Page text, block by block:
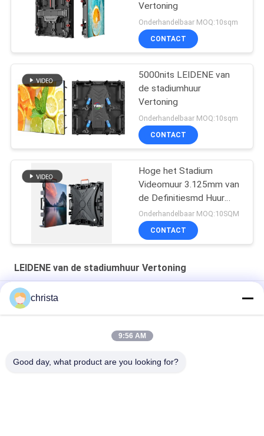
Vertoning
Onderhandelbaar MOQ:10sqm
CONTACT
5000nits LEIDENE van
de stadiumhuur
Vertoning
Onderhandelbaar MOQ:10sqm
CONTACT
Hoge het Stadium
Videomuur 3.125mm van
de Definitiesmd Huur
3.91mm Pixelhoogte
Onderhandelbaar MOQ:10SQM
CONTACT
LEIDENE van de stadiumhuur Vertoning
Reuzereeks 500x500mm Huur van de LEIDENE Doos het
Scherm3840hz de Verwijderbare Macht
christa
9:56 AM
Good day, what product are you looking for?